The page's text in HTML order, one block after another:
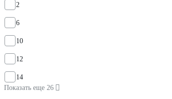
2
6
10
12
14
Показать еще 26